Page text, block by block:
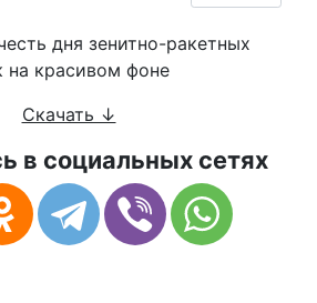
Скачать ↓
в социальных сетях